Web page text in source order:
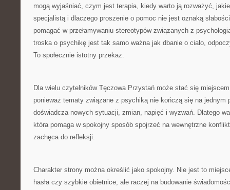
mogą wyjaśniać, czym jest terapia, kiedy warto ją rozważyć,
specjalistą i dlaczego proszenie o pomoc nie jest oznaką
pomagać w przełamywaniu stereotypów związanych z
troska o psychikę jest tak samo ważna jak dbanie o ciało,
To społecznie istotny przekaz.
Dla wielu czytelników Tęczowa Przystań może stać się
ponieważ tematy związane z psychiką nie kończą się na jednym
doświadcza nowych sytuacji, zmian, napięć i wyzwań. Dlatego
która pomaga w spokojny sposób spojrzeć na wewnętrzne
zachęca do refleksji.
Charakter strony można określić jako spokojny. Nie jest to
hasła czy szybkie obietnice, ale raczej na budowanie